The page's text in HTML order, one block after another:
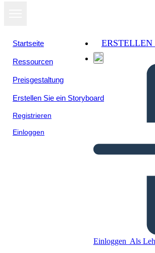
Startseite
Ressourcen
Preisgestaltung
Erstellen Sie ein Storyboard
Registrieren
Einloggen
Einloggen Als
Industriale